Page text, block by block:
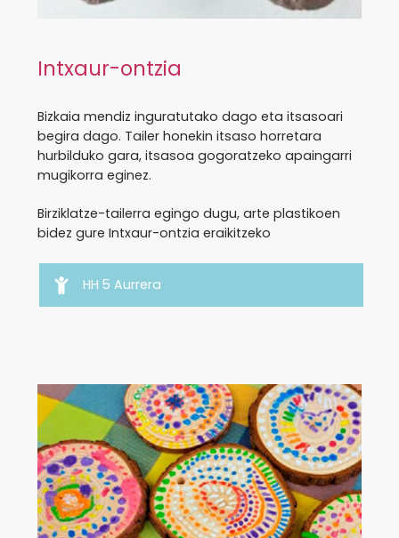
Intxaur-ontzia
Bizkaia mendiz inguratutako dago eta itsasoari
begira dago. Tailer honekin itsaso horretara
hurbilduko gara, itsasoa gogoratzeko apaingarri
mugikorra eginez.
Birziklatze-tailerra egingo dugu, arte plastikoen
bidez gure Intxaur-ontzia eraikitzeko
HH 5 Aurrera